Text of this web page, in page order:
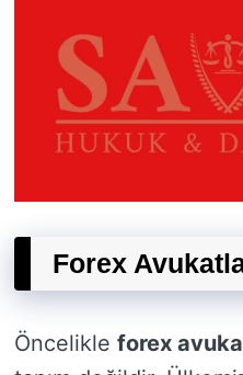
Forex
Öncelikle forex